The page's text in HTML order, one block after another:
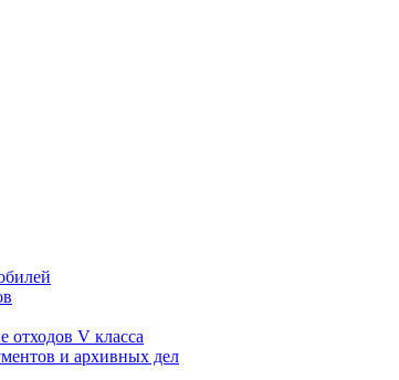
отходов V класса
и архивных дел